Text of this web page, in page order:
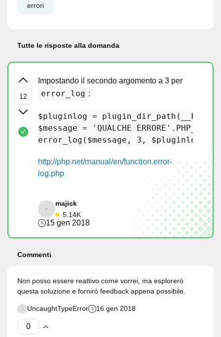
errori
Tutte le risposte alla domanda
Impostando il secondo argomento a 3 per
error_log :
$pluginlog = plugin_dir_path ( __FILE__
$message = 'QUALCHE ERRORE'
error_log ( $message , 3 , $pluginlog
http://php.net/manual/en/function.error-
log.php
majick
5.14K
15 gen 2018
Commenti
Non posso essere reattivo come vorrei, ma esplorerò
questa soluzione e fornirò feedback appena possibile.
UncaughtTypeError 16 gen 2018